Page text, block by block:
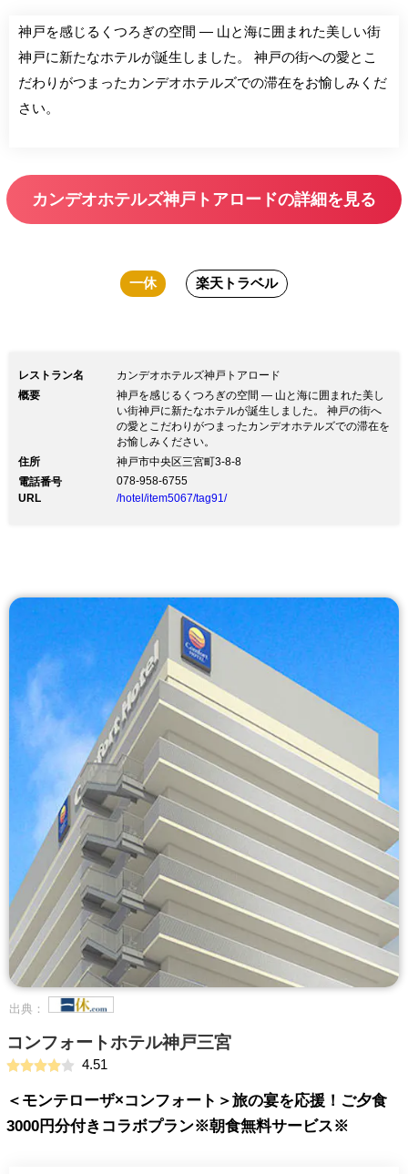
神戸を感じるくつろぎの空間 ― 山と海に囲まれた美しい街
神戸に新たなホテルが誕生しました。 神戸の街への愛とこ
だわりがつまったカンデオホテルズでの滞在をお愉しみくだ
さい。
カンデオホテルズ神戸トアロードの詳細を見る
一休 楽天トラベル
レストラン名
カンデオホテルズ神戸トアロード
概要
神戸を感じるくつろぎの空間 ― 山と海に囲まれた美し
い街神戸に新たなホテルが誕生しました。 神戸の街へ
の愛とこだわりがつまったカンデオホテルズでの滞在を
お愉しみください。
住所
神戸市中央区三宮町3-8-8
電話番号
078-958-6755
URL
/hotel/item5067/tag91/
出典：
コンフォートホテル神戸三宮
4.51
＜モンテローザ×コンフォート＞旅の宴を応援！ご夕食
3000円分付きコラボプラン※朝食無料サービス※